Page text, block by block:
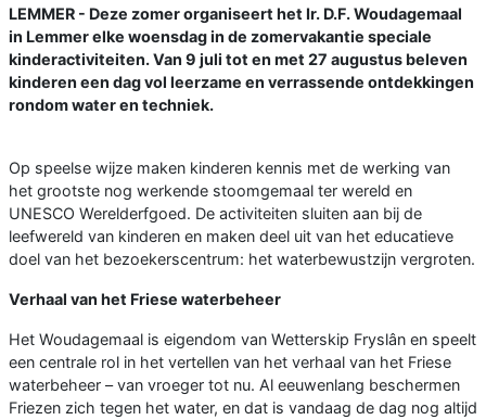
LEMMER - Deze zomer organiseert het Ir. D.F. Woudagemaal
in Lemmer elke woensdag in de zomervakantie speciale
kinderactiviteiten. Van 9 juli tot en met 27 augustus beleven
kinderen een dag vol leerzame en verrassende ontdekkingen
rondom water en techniek.
Op speelse wijze maken kinderen kennis met de werking van
het grootste nog werkende stoomgemaal ter wereld en
UNESCO Werelderfgoed. De activiteiten sluiten aan bij de
leefwereld van kinderen en maken deel uit van het educatieve
doel van het bezoekerscentrum: het waterbewustzijn vergroten.
Verhaal van het Friese waterbeheer
Het Woudagemaal is eigendom van Wetterskip Fryslân en speelt
een centrale rol in het vertellen van het verhaal van het Friese
waterbeheer – van vroeger tot nu. Al eeuwenlang beschermen
Friezen zich tegen het water, en dat is vandaag de dag nog altijd